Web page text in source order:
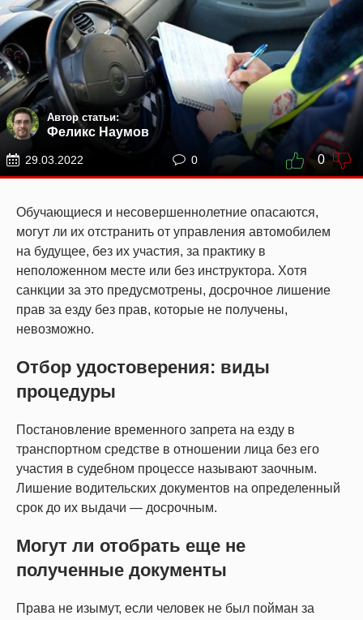
Автор статьи:
Феликс Наумов
29.03.2022 0 0
Обучающиеся и несовершеннолетние опасаются,
могут ли их отстранить от управления автомобилем
на будущее, без их участия, за практику в
неположенном месте или без инструктора. Хотя
санкции за это предусмотрены, досрочное лишение
прав за езду без прав, которые не получены,
невозможно.
Отбор удостоверения: виды
процедуры
Постановление временного запрета на езду в
транспортном средстве в отношении лица без его
участия в судебном процессе называют заочным.
Лишение водительских документов на определенный
срок до их выдачи — досрочным.
Могут ли отобрать еще не
полученные документы
Права не изымут, если человек не был пойман за